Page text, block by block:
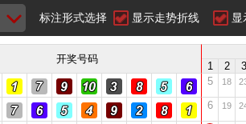
标注形式选择 显示走势折线 显
开奖号码
1 2
3
5 18
6 19